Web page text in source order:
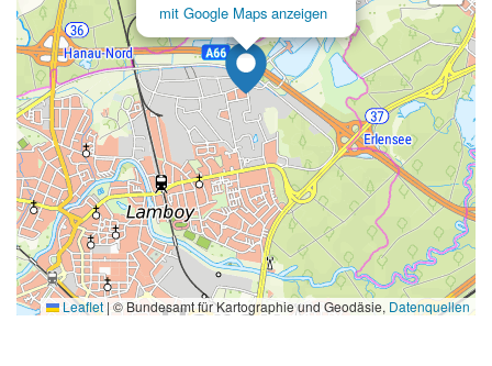
mit Google Maps anzeigen
Leaflet | © Bundesamt für Kartographie und Geodäsie, Datenquellen